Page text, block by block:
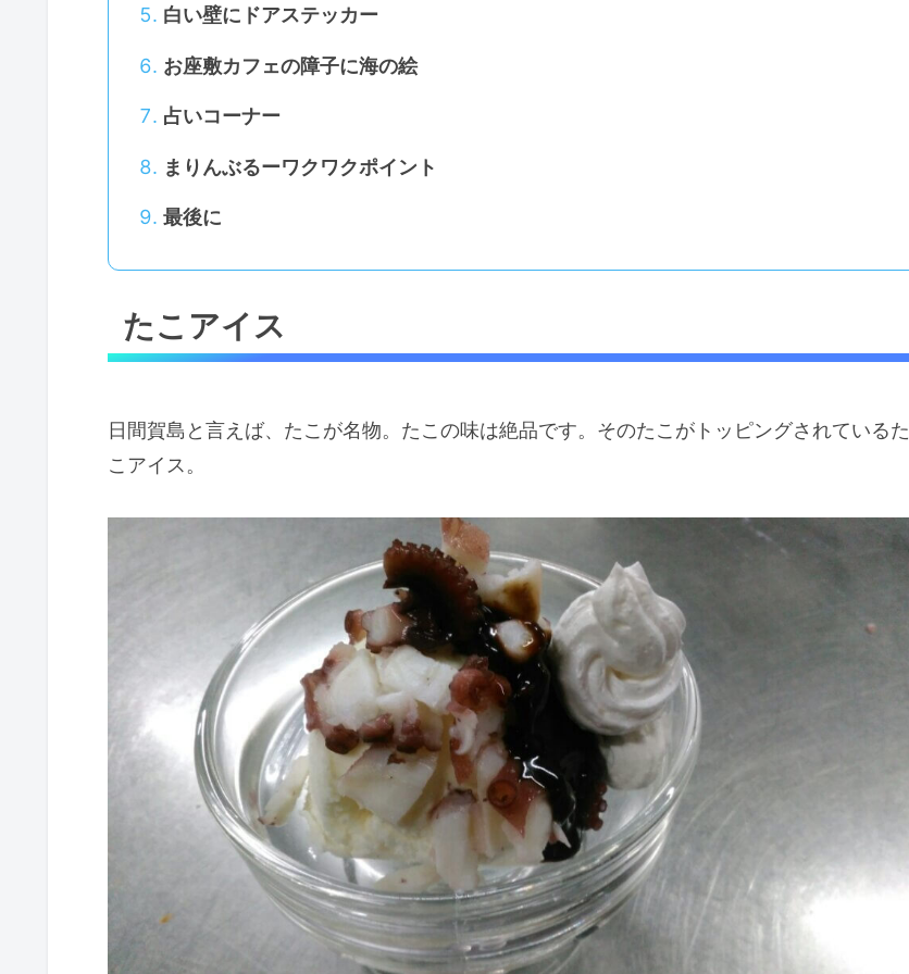
白い壁にドアステッカー
お座敷カフェの障子に海の絵
占いコーナー
まりんぶるーワクワクポイント
最後に
たこアイス
日間賀島と言えば、たこが名物。たこの味は絶品です。そのたこがトッピングされているた
こアイス。